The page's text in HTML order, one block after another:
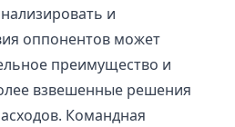
и
оппонентов может
преимущество и
взвешенные решения
Командная